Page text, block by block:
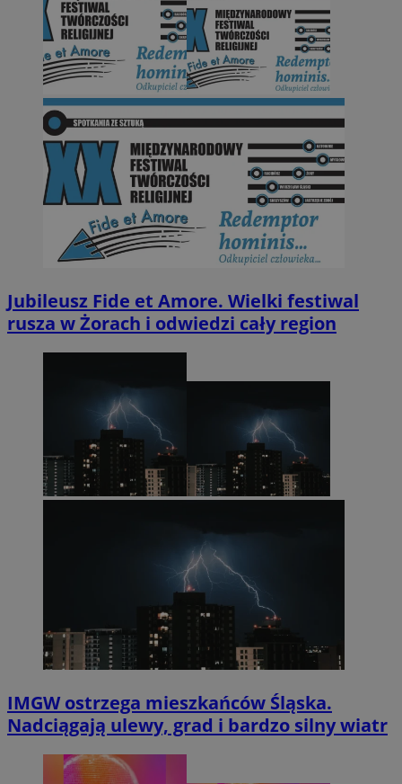
Jubileusz Fide et Amore. Wielki festiwal
rusza w Żorach i odwiedzi cały region
IMGW ostrzega mieszkańców Śląska.
Nadciągają ulewy, grad i bardzo silny wiatr